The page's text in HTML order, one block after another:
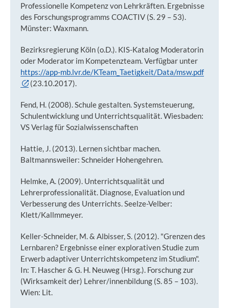
Professionelle Kompetenz von Lehrkräften. Ergebnisse
des Forschungsprogramms COACTIV (S. 29 – 53).
Münster: Waxmann.
Bezirksregierung Köln (o.D.). KIS-Katalog Moderatorin
oder Moderator im Kompetenzteam. Verfügbar unter
https://app-mb.lvr.de/KTeam_Taetigkeit/Data/msw.pdf
(23.10.2017).
Fend, H. (2008). Schule gestalten. Systemsteuerung,
Schulentwicklung und Unterrichtsqualität. Wiesbaden:
VS Verlag für Sozialwissenschaften
Hattie, J. (2013). Lernen sichtbar machen.
Baltmannsweiler: Schneider Hohengehren.
Helmke, A. (2009). Unterrichtsqualität und
Lehrerprofessionalität. Diagnose, Evaluation und
Verbesserung des Unterrichts. Seelze-Velber:
Klett/Kallmmeyer.
Keller-Schneider, M. & Albisser, S. (2012). "Grenzen des
Lernbaren? Ergebnisse einer explorativen Studie zum
Erwerb adaptiver Unterrichtskompetenz im Studium".
In: T. Hascher & G. H. Neuweg (Hrsg.). Forschung zur
(Wirksamkeit der) Lehrer/innenbildung (S. 85 – 103).
Wien: Lit.